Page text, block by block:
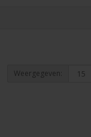
Weergegeven: